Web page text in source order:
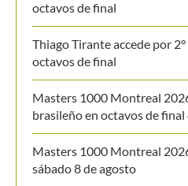
octavos de final
Thiago Tirante accede por
octavos de final
Masters 1000 Montreal
brasileño en octavos de final
Masters 1000 Montreal
sábado 8 de agosto